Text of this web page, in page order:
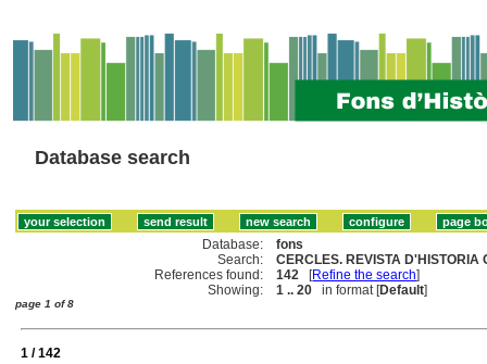
Database search
Database:
fons
Search:
CERCLES. REVISTA D'HISTORIA
References found:
142 [Refine the search]
Showing:
1 .. 20 in format [Default]
page 1 of 8
1 / 142